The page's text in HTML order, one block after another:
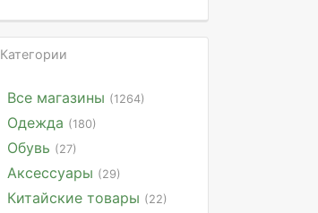
Категории
Все магазины (1264)
Одежда (180)
Обувь (27)
Аксессуары (29)
Китайские товары (22)